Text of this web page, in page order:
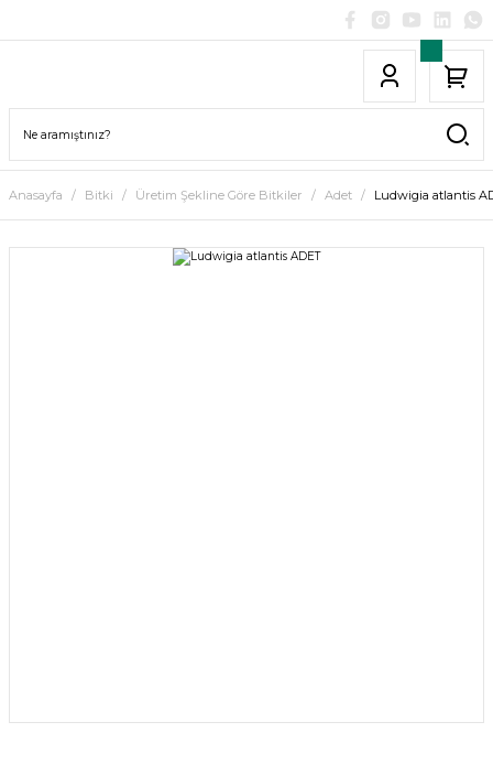
Anasayfa Bitki Üretim Şekline Göre Bitkiler Adet Ludwigia atlantis